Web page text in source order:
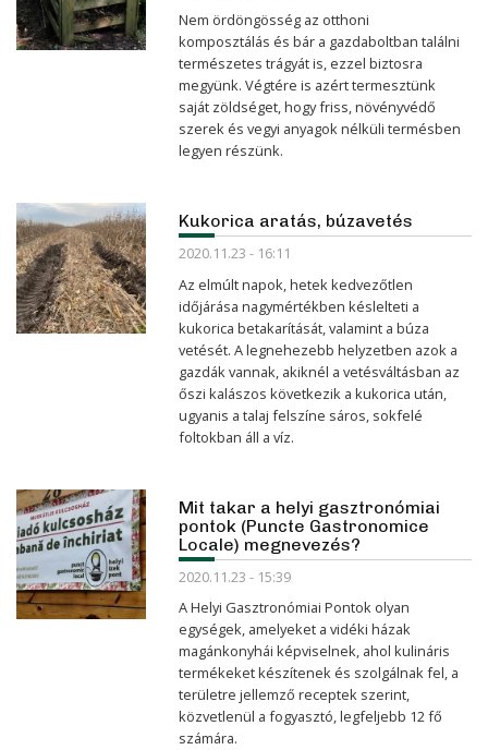
Nem ördöngösség az otthoni
komposztálás és bár a gazdaboltban találni
természetes trágyát is, ezzel biztosra
megyünk. Végtére is azért termesztünk
saját zöldséget, hogy friss, növényvédő
szerek és vegyi anyagok nélküli termésben
legyen részünk.
Kukorica aratás, búzavetés
2020.11.23 - 16:11
Az elmúlt napok, hetek kedvezőtlen
időjárása nagymértékben késlelteti a
kukorica betakarítását, valamint a búza
vetését. A legnehezebb helyzetben azok a
gazdák vannak, akiknél a vetésváltásban az
őszi kalászos következik a kukorica után,
ugyanis a talaj felszíne sáros, sokfelé
foltokban áll a víz.
Mit takar a helyi gasztronómiai
pontok (Puncte Gastronomice
Locale) megnevezés?
2020.11.23 - 15:39
A Helyi Gasztronómiai Pontok olyan
egységek, amelyeket a vidéki házak
magánkonyhái képviselnek, ahol kulináris
termékeket készítenek és szolgálnak fel, a
területre jellemző receptek szerint,
közvetlenül a fogyasztó, legfeljebb 12 fő
számára.